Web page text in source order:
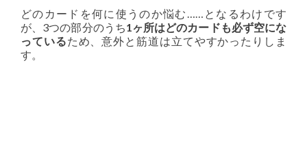
どのカードを何に使うのか悩む……となるわけです
が、3つの部分のうち1ヶ所はどのカードも必ず空にな
っているため、意外と筋道は立てやすかったりしま
す。